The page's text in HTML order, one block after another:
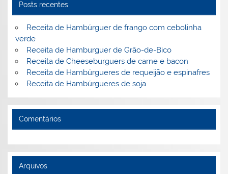
Posts recentes
Receita de Hambúrguer de frango com cebolinha
verde
Receita de Hamburguer de Grão-de-Bico
Receita de Cheeseburguers de carne e bacon
Receita de Hambúrgueres de requeijão e espinafres
Receita de Hambúrgueres de soja
Comentários
Arquivos